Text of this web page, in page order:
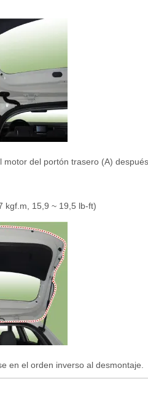
motor del portón trasero (A)
kgf.m, 15,9 ~ 19,5 lb-ft)
en el orden inverso al desmontaje.